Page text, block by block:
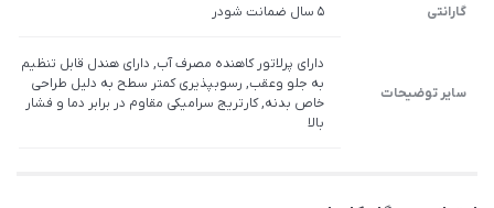
گارانتی 5 سال ضمانت شودر
سایر توضیحات
دارای پرلاتور کاهنده مصرف آب, دارای هندل قابل تنظیم
به جلو وعقب, رسوب­پذیری کم­تر سطح به دلیل طراحی
خاص بدنه, کارتریج سرامیکی مقاوم در برابر دما و فشار
بالا